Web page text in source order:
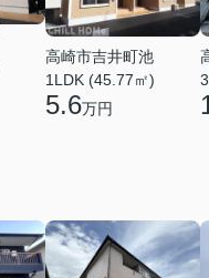
高崎市吉井町池
1LDK (45.77㎡)
5.6万円